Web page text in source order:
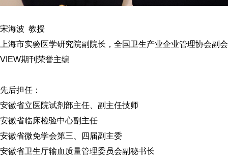
宋海波 教授
上海市实验医学研究院副院长，全国卫生产业企业管理协会
VIEW期刊荣誉主编
先后担任：
安徽省立医院试剂部主任、副主任技师
安徽省临床检验中心副主任
安徽省微免学会第三、四届副主委
安徽省卫生厅输血质量管理委员会副秘书长